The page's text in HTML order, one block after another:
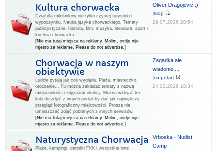
Kultura chorwacka
Dział dla miłośników nie tylko czystej turystyki i
wypoczynku. Nauka języka chorwackiego. Tematy
publicystyczne, historia, film, muzyka, literatura, sport i
kuchnia chorwacka.
[Nie ma tutaj miejsca na reklamy. Molim, ovdje nije
mjesto za reklame. Please do not advertise.]
Oliver Dragojević :)
(kroj)
29.07.2026 20:54
Chorwacja w naszym
obiektywie
Ludzie pytają jak coś wygląda. Plaża, miasteczko,
otoczenie... Tu można zakładać tematy z nazwą
miejscowości i zdjęciami okolicy. Można wklejać też
linki do zdjęć z innych portali by dać jak największy
przegląd fotograficzny miejcowości. Proszę nie
umieszczać zdjęć pobranych z innych serwisów.
[Nie ma tutaj miejsca na reklamy. Molim, ovdje nije
mjesto za reklame. Please do not advertise.]
Zagadka,ale
wiadomo,...
(su-petar)
24.03.2026 18:34
Naturystyczna Chorwacja
Plaże, kempingi, ośrodki FKK i wszystkie inne
Vrboska - Nudist
Camp